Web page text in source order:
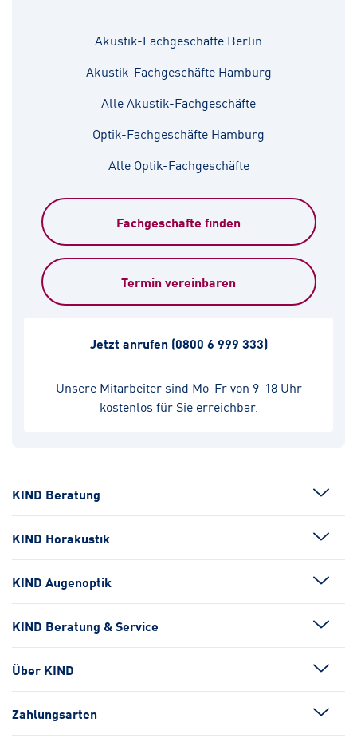
Akustik-Fachgeschäfte Berlin
Akustik-Fachgeschäfte Hamburg
Alle Akustik-Fachgeschäfte
Optik-Fachgeschäfte Hamburg
Alle Optik-Fachgeschäfte
Fachgeschäfte finden
Termin vereinbaren
Unsere Mitarbeiter sind Mo-Fr von 9-18 Uhr
kostenlos für Sie erreichbar.
Jetzt anrufen (0800 6 999 333)
KIND Beratung
KIND Hörakustik
KIND Augenoptik
KIND Beratung & Service
Über KIND
Zahlungsarten